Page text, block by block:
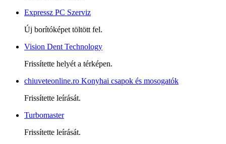
Expressz PC Szerviz
Új borítóképet töltött fel.
Vision Dent Technology
Frissítette helyét a térképen.
chiuveteonline.ro Konyhai csapok és mosogatók
Frissítette leírását.
Turbomaster
Frissítette leírását.